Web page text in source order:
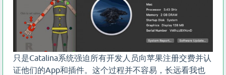
只是Catalina系统强迫所有开发人员向苹果注册交费并认
证他们的App和插件。这个过程并不容易，长远看我也